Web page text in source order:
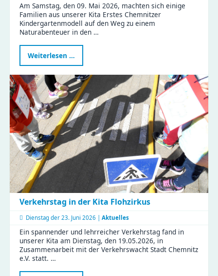
Am Samstag, den 09. Mai 2026, machten sich einige
Familien aus unserer Kita Erstes Chemnitzer
Kindergartenmodell auf den Weg zu einem
Naturabenteuer in den …
Weiterlesen …
im
Familien
feiern
Muttertag
mit
Tiergeschichten
und
Bastelspaß
Verkehrstag in der Kita Flohzirkus
Dienstag der 23. Juni 2026 | Aktuelles
Ein spannender und lehrreicher Verkehrstag fand in
unserer Kita am Dienstag, den 19.05.2026, in
Zusammenarbeit mit der Verkehrswacht Stadt Chemnitz
e.V. statt. …